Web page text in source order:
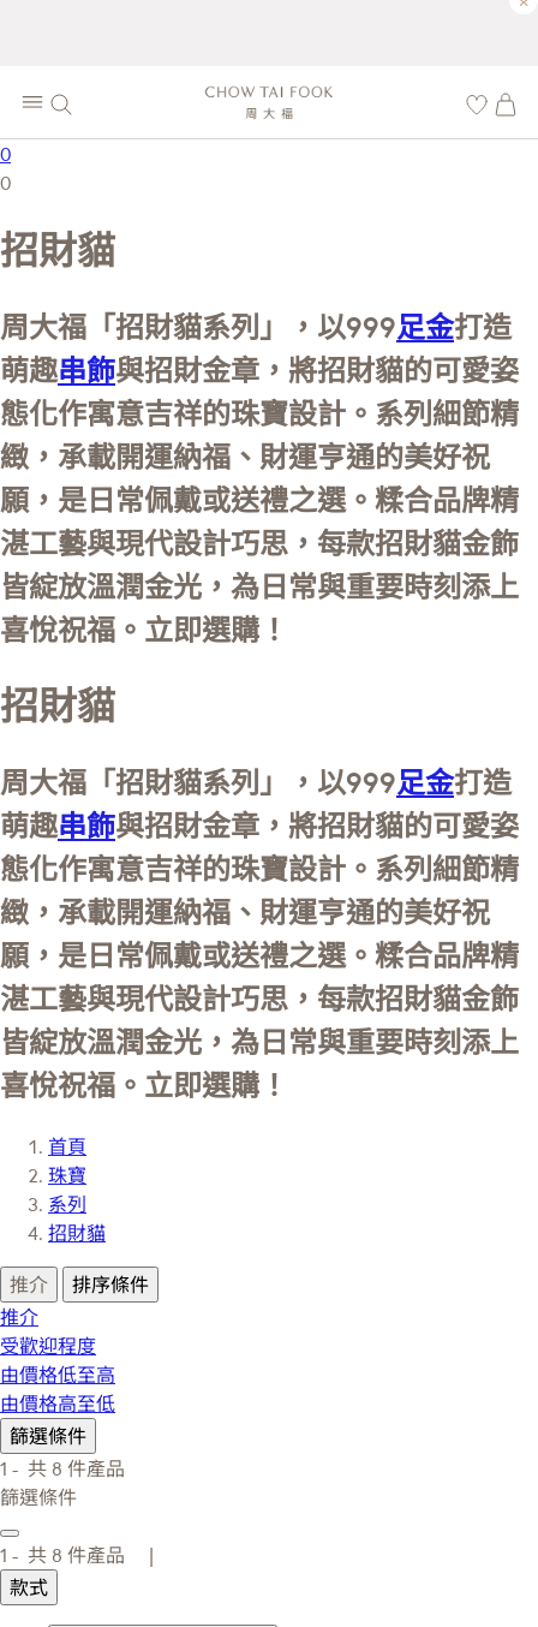
0
0
招財貓
周大福「招財貓系列」，以999足金打造
萌趣串飾與招財金章，將招財貓的可愛姿
態化作寓意吉祥的珠寶設計。系列細節精
緻，承載開運納福、財運亨通的美好祝
願，是日常佩戴或送禮之選。糅合品牌精
湛工藝與現代設計巧思，每款招財貓金飾
皆綻放溫潤金光，為日常與重要時刻添上
喜悅祝福。立即選購！
招財貓
周大福「招財貓系列」，以999足金打造
萌趣串飾與招財金章，將招財貓的可愛姿
態化作寓意吉祥的珠寶設計。系列細節精
緻，承載開運納福、財運亨通的美好祝
願，是日常佩戴或送禮之選。糅合品牌精
湛工藝與現代設計巧思，每款招財貓金飾
皆綻放溫潤金光，為日常與重要時刻添上
喜悅祝福。立即選購！
首頁
珠寶
系列
招財貓
推介
排序條件
推介
受歡迎程度
由價格低至高
由價格高至低
篩選條件
1 - 共 8 件產品
篩選條件
1 - 共 8 件產品 |
款式